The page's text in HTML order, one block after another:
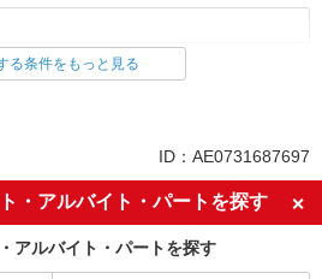
求人を探す
エルダー（50代～）活躍中
昇給あり
オープニングスタッフ
る条件をもっと見る
ID：AE0731687697
・アルバイト・パートを探す
アルバイト・パートを探す